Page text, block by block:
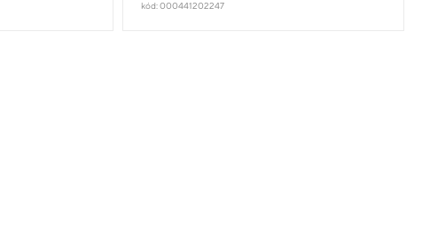
kód: 000441202247